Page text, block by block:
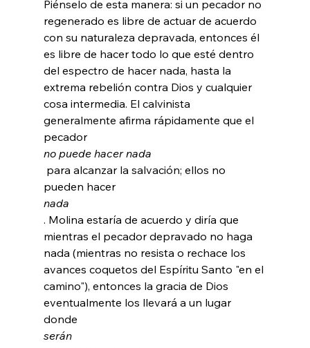
Piénselo de esta manera: si un pecador no
regenerado es libre de actuar de acuerdo
con su naturaleza depravada, entonces él
es libre de hacer todo lo que esté dentro
del espectro de hacer nada, hasta la
extrema rebelión contra Dios y cualquier
cosa intermedia. El calvinista
generalmente afirma rápidamente que el
pecador
no puede hacer nada
pueden hacer
nada
. Molina estaría de acuerdo y diría que
mientras el pecador depravado no haga
nada (mientras no resista o rechace los
avances coquetos del Espíritu Santo "en el
camino"), entonces la gracia de Dios
eventualmente los llevará a un lugar
donde
serán